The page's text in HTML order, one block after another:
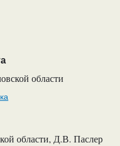
области
области, Д.В. Паслер